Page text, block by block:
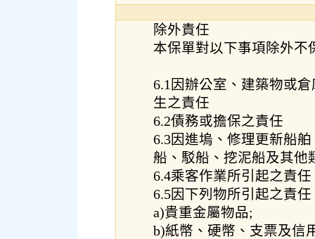
除外責任
本保單對以下事項除外不
6.1因辦公室、建築物或
生之責任
6.2債務或擔保之責任
6.3因進塢、修理更新船
船、駁船、挖泥船及其他
6.4乘客作業所引起之責任
6.5因下列物所引起之責任
a)貴重金屬物品;
b)紙幣、硬幣、支票及信